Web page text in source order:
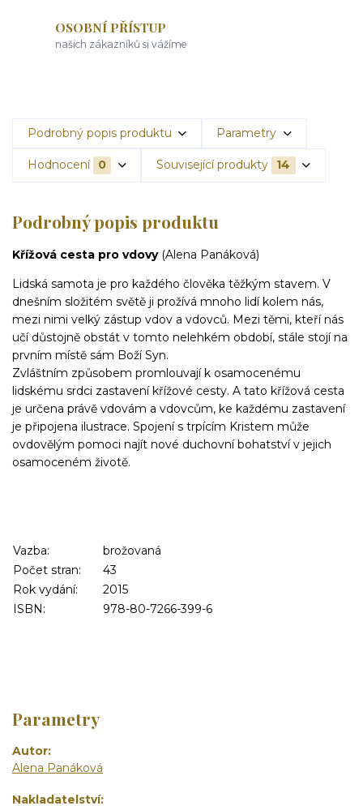
OSOBNÍ PŘÍSTUP
našich zákazníků si vážíme
Podrobný popis produktu Parametry
Hodnocení 0 Související produkty 14
Podrobný popis produktu
Křížová cesta pro vdovy (Alena Panáková)
Lidská samota je pro každého člověka těžkým stavem. V
dnešním složitém světě ji prožívá mnoho lidí kolem nás,
mezi nimi velký zástup vdov a vdovců. Mezi těmi, kteří nás
učí důstojně obstát v tomto nelehkém období, stále stojí na
prvním místě sám Boží Syn.
Zvláštním způsobem promlouvají k osamocenému
lidskému srdci zastavení křížové cesty. A tato křížová cesta
je určena právě vdovám a vdovcům, ke každému zastavení
je připojena ilustrace. Spojení s trpícím Kristem může
ovdovělým pomoci najít nové duchovní bohatství v jejich
osamoceném životě.
Vazba:
brožovaná
Počet stran:
43
Rok vydání:
2015
ISBN:
978-80-7266-399-6
Parametry
Autor
Alena Panáková
Nakladatelství